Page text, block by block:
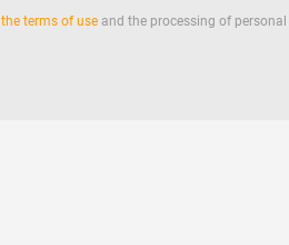
the terms of useand the processing of personal